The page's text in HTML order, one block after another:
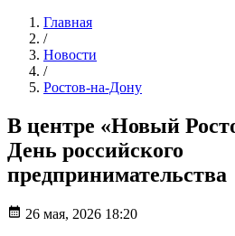
Главная
/
Новости
/
Ростов-на-Дону
В центре «Новый
День российского
предпринимательства
26 мая, 2026 18:20